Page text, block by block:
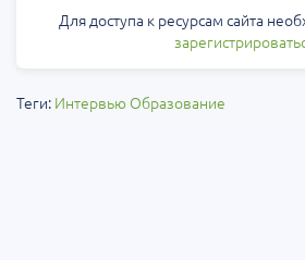
Для доступа к ресурсам сайта
Теги: Интервью Образование